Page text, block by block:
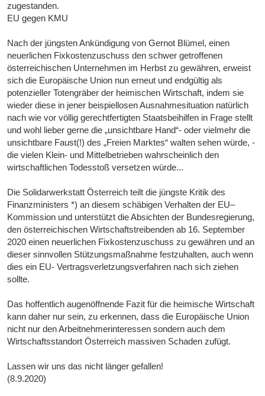
zugestanden.
EU gegen KMU
Nach der jüngsten Ankündigung von Gernot Blümel, einen
neuerlichen Fixkostenzuschuss den schwer getroffenen
österreichischen Unternehmen im Herbst zu gewähren, erweist
sich die Europäische Union nun erneut und endgültig als
potenzieller Totengräber der heimischen Wirtschaft, indem sie
wieder diese in jener beispiellosen Ausnahmesituation natürlich
nach wie vor völlig gerechtfertigten Staatsbeihilfen in Frage stellt
und wohl lieber gerne die „unsichtbare Hand“- oder vielmehr die
unsichtbare Faust(!) des „Freien Marktes“ walten sehen würde, -
die vielen Klein- und Mittelbetrieben wahrscheinlich den
wirtschaftlichen Todesstoß versetzen würde...
Die Solidarwerkstatt Österreich teilt die jüngste Kritik des
Finanzministers *) an diesem schäbigen Verhalten der EU–
Kommission und unterstützt die Absichten der Bundesregierung,
den österreichischen Wirtschaftstreibenden ab 16. September
2020 einen neuerlichen Fixkostenzuschuss zu gewähren und an
dieser sinnvollen Stützungsmaßnahme festzuhalten, auch wenn
dies ein EU- Vertragsverletzungsverfahren nach sich ziehen
sollte.
Das hoffentlich augenöffnende Fazit für die heimische Wirtschaft
kann daher nur sein, zu erkennen, dass die Europäische Union
nicht nur den Arbeitnehmerinteressen sondern auch dem
Wirtschaftsstandort Österreich massiven Schaden zufügt.
Lassen wir uns das nicht länger gefallen!
(8.9.2020)